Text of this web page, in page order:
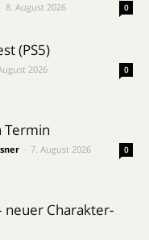
8. August 2026 0
(PS5)
2026 0
Termin
7. August 2026 0
neuer Charakter-